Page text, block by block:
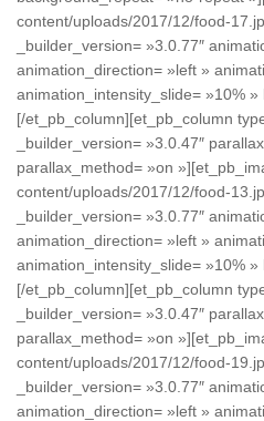
content/uploads/2017/12/food-
_builder_version= »3.0.77″
animation_direction= »left »
animation_intensity_slide= »10%
[/et_pb_column][et_pb_column
_builder_version= »3.0.47″
parallax_method= »on
content/uploads/2017/12/food-
_builder_version= »3.0.77″
animation_direction= »left »
animation_intensity_slide= »10%
[/et_pb_column][et_pb_column
_builder_version= »3.0.47″
parallax_method= »on
content/uploads/2017/12/food-
_builder_version= »3.0.77″
animation_direction= »left »